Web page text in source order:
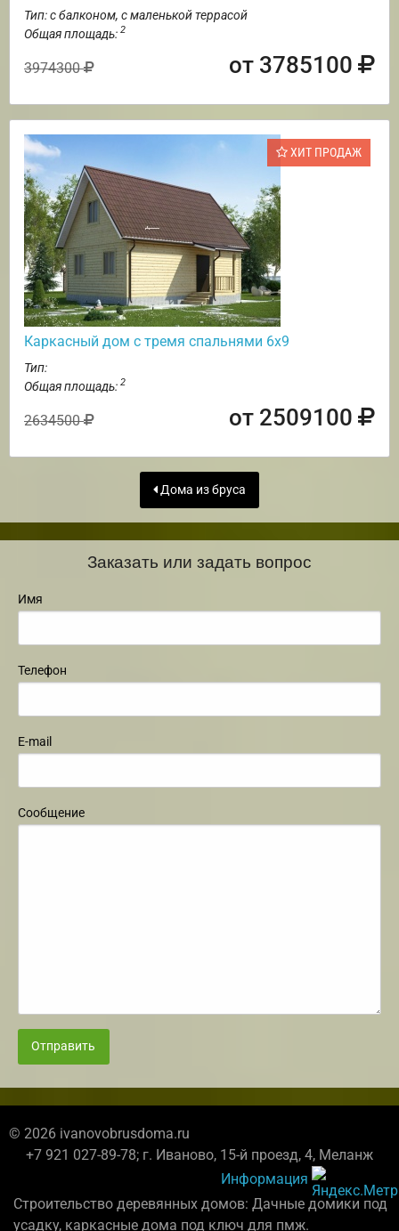
Тип: с балконом, с маленькой террасой
Общая площадь: 2
3974300 от 3785100
ХИТ ПРОДАЖ
Каркасный дом с тремя спальнями 6х9
Тип:
Общая площадь: 2
2634500 от 2509100
Дома из бруса
Заказать или задать вопрос
Имя
Телефон
E-mail
Сообщение
Отправить
© 2026 ivanovobrusdoma.ru
+7 921 027-89-78; г. Иваново, 15-й проезд, 4, Меланж
Информация
Строительство деревянных домов: Дачные домики под
усадку, каркасные дома под ключ для пмж.